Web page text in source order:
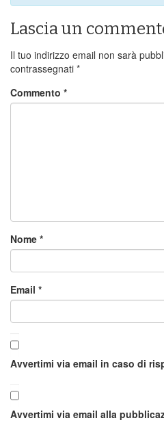
Lascia un
Il tuo indirizzo email non sarà
contrassegnati *
Commento *
Nome *
Email *
Avvertimi via email in caso di
Avvertimi via email alla